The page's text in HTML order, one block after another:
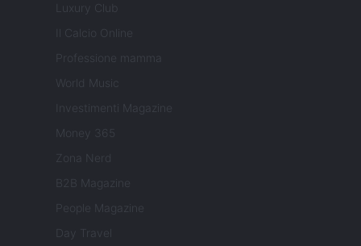
Luxury Club
Il Calcio Online
Professione mamma
World Music
Investimenti Magazine
Money 365
Zona Nerd
B2B Magazine
People Magazine
Day Travel